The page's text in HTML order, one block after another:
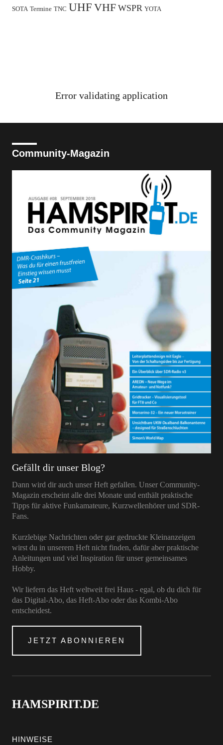
SOTA Termine TNC UHF VHF WSPR YOTA
Error validating application
Community-Magazin
Gefällt dir unser Blog?
Dann wird dir auch unser Heft gefallen. Unser Community-
Magazin erscheint alle drei Monate und enthält praktische
Tipps für aktive Funkamateure, Kurzwellenhörer und SDR-
Fans.
Kurzlebige Nachrichten oder gar gedruckte Kleinanzeigen
wirst du in unserem Heft nicht finden, dafür aber praktische
Anleitungen und viel Inspiration für unser gemeinsames
Hobby.
Wir liefern das Heft weltweit frei Haus - egal, ob du dich für
das Digital-Abo, das Heft-Abo oder das Kombi-Abo
entscheidest.
JETZT ABONNIEREN
HAMSPIRIT.DE
HINWEISE